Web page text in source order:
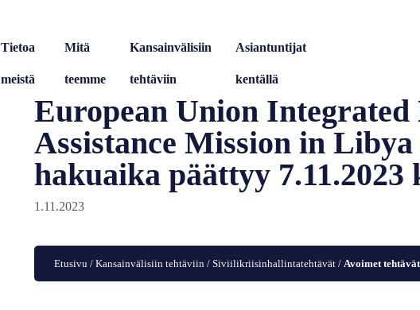
Tietoa
meistä
Mitä
teemme
Kansainvälisiin
tehtäviin
Asiantuntijat
kentällä
European Union
Assistance Mission in
hakuaika päättyy 7.11.2023
1.11.2023
Etusivu /Kansainvälisiin tehtäviin /Siviilikriisinhallintatehtävät /Avoimet tehtävät